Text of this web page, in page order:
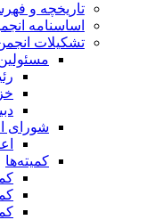
تاریخچه و
اساسنامه
تشکیلات
شورای
کمیته‌ها